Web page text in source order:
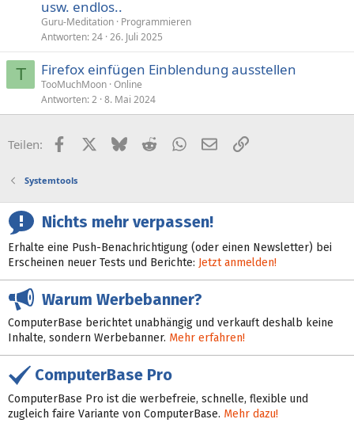
usw. endlos..
Guru-Meditation Programmieren
Antworten 24 26. Juli 2025
T Firefox einfügen Einblendung ausstellen
TooMuchMoon Online
Antworten 2 8. Mai 2024
Teilen: FacebookX (Twitter)
BlueskyRedditWhatsApp
E-MailLink
Systemtools
Nichts mehr verpassen!
Erhalte eine Push-Benachrichtigung (oder einen Newsletter) bei
Erscheinen neuer Tests und Berichte: Jetzt anmelden!
Warum Werbebanner?
ComputerBase berichtet unabhängig und verkauft deshalb keine
Inhalte, sondern Werbebanner. Mehr erfahren!
ComputerBase Pro
ComputerBase Pro ist die werbefreie, schnelle, flexible und
zugleich faire Variante von ComputerBase. Mehr dazu!